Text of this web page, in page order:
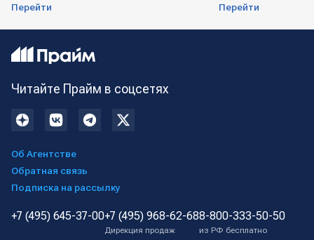
Перейти Перейти
Читайте Прайм в соцсетях
Об Агентстве
Обратная связь
Подписка на рассылку
+7 (495) 645-37-00+7 (495) 968-62-68
Дирекция продаж
8-800-333-50-50
из РФ бесплатно